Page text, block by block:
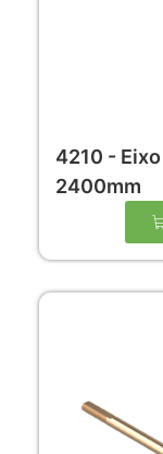
4210 -
2400mm